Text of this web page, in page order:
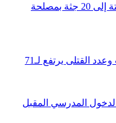
ارتفاع حصيلة ضحايا محاولة اقتحام سبتة إلى 20 جثة بمصلحة
المدرسي المقبل